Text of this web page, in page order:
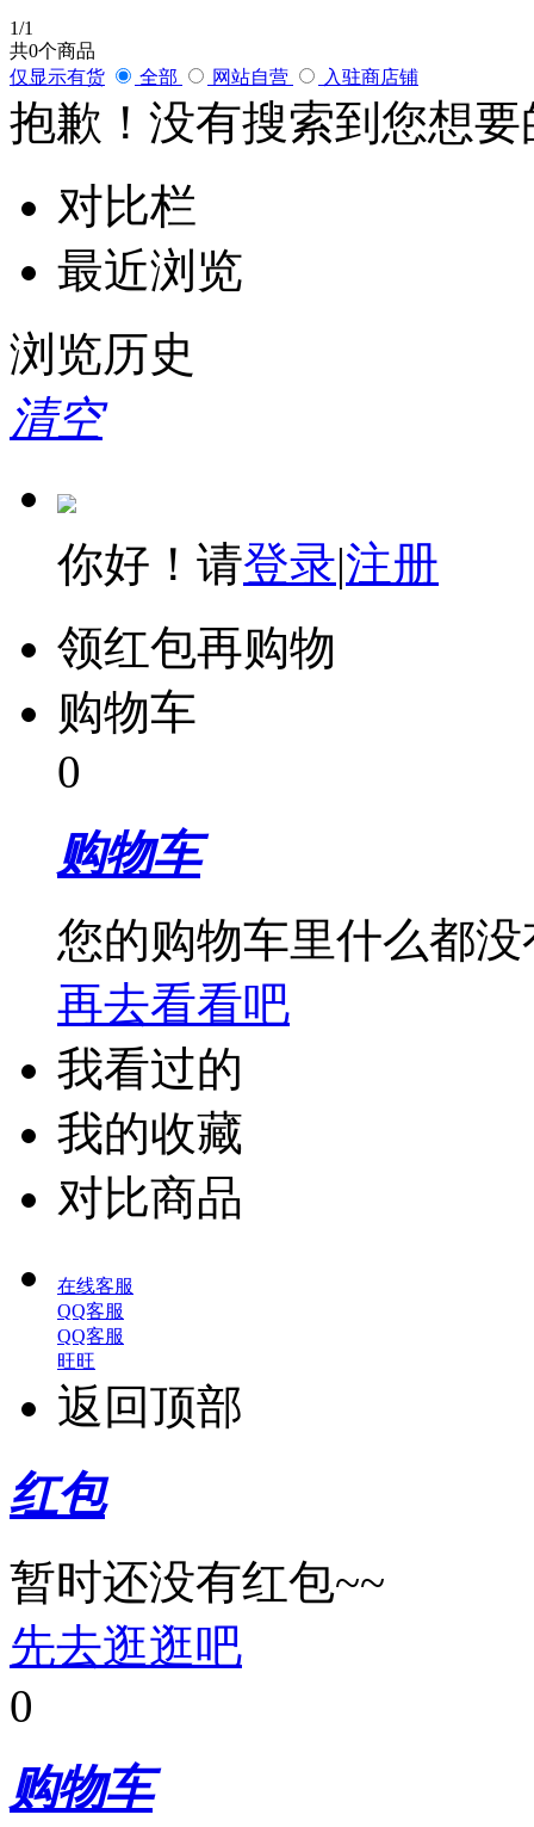
1/1
共0个商品
仅显示有货
全部 网站自营 入驻商店铺
抱歉！没有搜索到您想
对比栏
最近浏览
浏览历史
清空
你好！请登录|注册
领红包再购物
购物车
0
购物车
您的购物车里什么都没
再去看看吧
我看过的
我的收藏
对比商品
在线客服
QQ客服
QQ客服
旺旺
返回顶部
红包
暂时还没有红包~~
先去逛逛吧
0
购物车